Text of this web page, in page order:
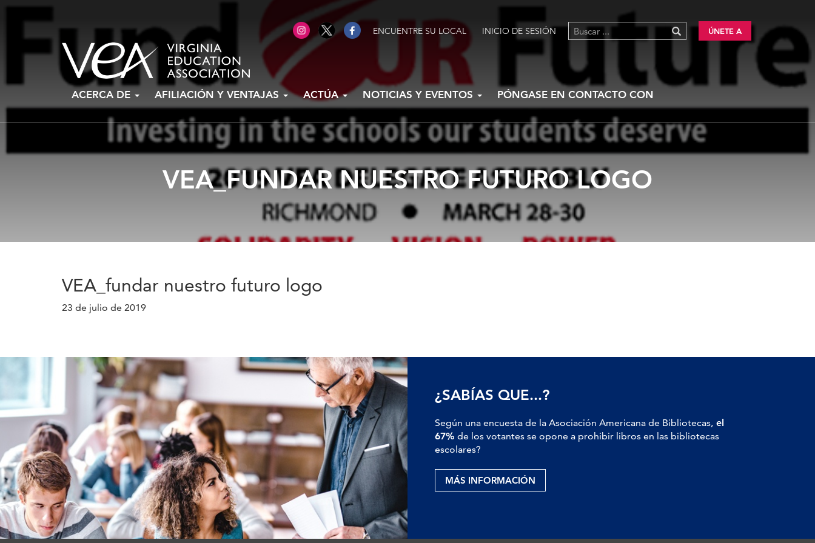
ENCUENTRE SU LOCAL INICIO DE SESIÓN ÚNETE A
Ir
contenido
ACERCA DE AFILIACIÓN Y VENTAJAS ACTÚA NOTICIAS Y EVENTOS PÓNGASE EN CONTACTO CON
VEA_FUNDAR NUESTRO FUTURO LOGO
VEA_fundar nuestro futuro logo
23 de julio de 2019
¿SABÍAS QUE...?
Según una encuesta de la Asociación Americana de Bibliotecas, el
67% de los votantes se opone a prohibir libros en las bibliotecas
escolares?
MÁS INFORMACIÓN